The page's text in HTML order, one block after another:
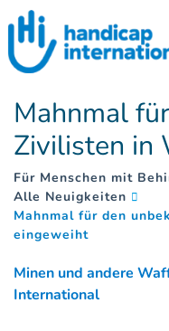
Mahnmal
Zivilisten in
Für Menschen mit
Alle Neuigkeiten
Mahnmal für den
eingeweiht(
Minen und andere
International